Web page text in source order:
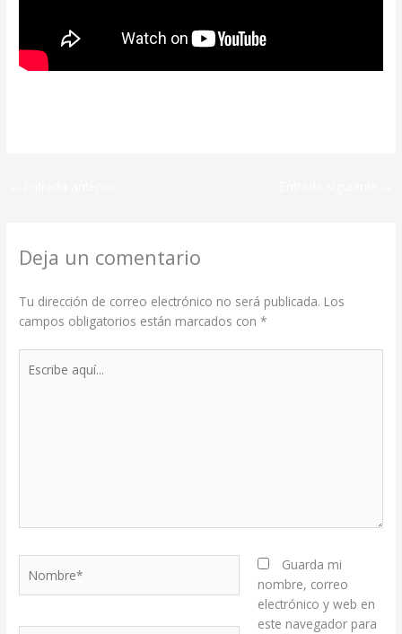
Deja un comentario
Tu dirección de correo electrónico no será publicada. Los
campos obligatorios están marcados con*
aquí...
Guarda mi
nombre, correo
electrónico y web en
este navegador para